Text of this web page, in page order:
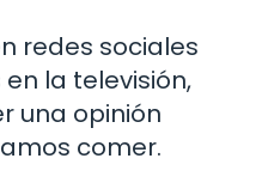
redes sociales
la televisión,
una opinión
comer.